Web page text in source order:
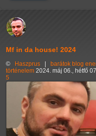
Mf in da house! 2024
© Haszprus barátok blog
történelem 2024. máj 06., hétfő
5